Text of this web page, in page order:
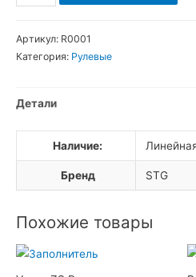
товара
кольцо
Артикул: R0001
Категория: Рулевые
Детали
Наличие:
Бренд STG
Похожие товары